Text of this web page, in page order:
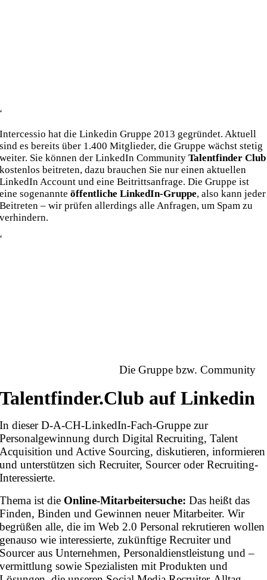
‘
Intercessio hat die Linkedin Gruppe 2013 gegründet. Aktuell
sind es bereits über 1.400 Mitglieder, die Gruppe wächst stetig
weiter. Sie können der LinkedIn CommunityTalentfinder Club
kostenlos beitreten, dazu brauchen Sie nur einen aktuellen
LinkedIn Account und eine Beitrittsanfrage. Die Gruppe ist
eine sogenannte öffentliche LinkedIn-Gruppe, also kann jeder
Beitreten – wir prüfen allerdings alle Anfragen, um Spam zu
verhindern.
‘
Die Gruppe bzw. Community
Talentfinder.Club auf Linkedin
In dieser D-A-CH-LinkedIn-Fach-Gruppe zur
Personalgewinnung durch Digital Recruiting, Talent
Acquisition und Active Sourcing, diskutieren, informieren
und unterstützen sich Recruiter, Sourcer oder Recruiting-
Interessierte.
Thema ist die Online-Mitarbeitersuche: Das heißt das
Finden, Binden und Gewinnen neuer Mitarbeiter. Wir
begrüßen alle, die im Web 2.0 Personal rekrutieren wollen
genauso wie interessierte, zukünftige Recruiter und
Sourcer aus Unternehmen, Personaldienstleistung und –
vermittlung sowie Spezialisten mit Produkten und